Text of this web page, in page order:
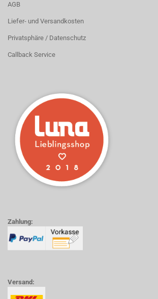
AGB
Liefer- und Versandkosten
Privatsphäre / Datenschutz
Callback Service
Zahlung:
Versand: